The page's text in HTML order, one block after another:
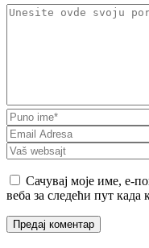
Сачувај моје име, е-
веба за следећи пут